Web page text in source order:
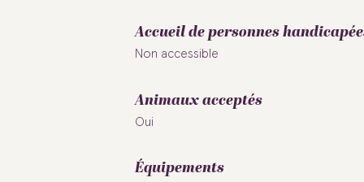
Accueil de personnes
Non accessible
Animaux acceptés
Oui
Équipements